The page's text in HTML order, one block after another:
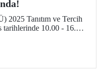
2025 Tanıtım ve Tercih
10.00 - 16.00